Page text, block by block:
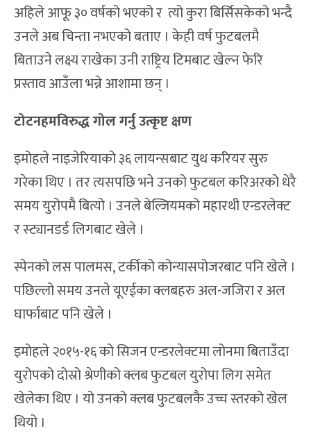
अहिले आफू ३० वर्षको भएको र त्यो कुरा बिर्सिसकेको भन्दै
उनले अब चिन्ता नभएको बताए । केही वर्ष फुटबलमै
बिताउने लक्ष्य राखेका उनी राष्ट्रिय टिमबाट खेल्न फेरि
प्रस्ताव आउँला भन्ने आशामा छन् ।
टोटनहमविरुद्ध गोल गर्नु उत्कृष्ट क्षण
इमोहले नाइजेरियाको ३६ लायन्सबाट युथ करियर सुरु
गरेका थिए । तर त्यसपछि भने उनको फुटबल करिअरको धेरै
समय युरोपमै बित्यो । उनले बेल्जियमको महारथी एन्डरलेक्ट
र स्ट्यानडर्ड लिगबाट खेले ।
स्पेनको लस पालमस, टर्कीको कोन्यासपोजरबाट पनि खेले ।
पछिल्लो समय उनले यूएईका क्लबहरु अल-जजिरा र अल
घार्फाबाट पनि खेले ।
इमोहले २०१५-१६ को सिजन एन्डरलेक्टमा लोनमा बिताउँदा
युरोपको दोस्रो श्रेणीको क्लब फुटबल युरोपा लिग समेत
खेलेका थिए । यो उनको क्लब फुटबलकै उच्च स्तरको खेल
थियो ।